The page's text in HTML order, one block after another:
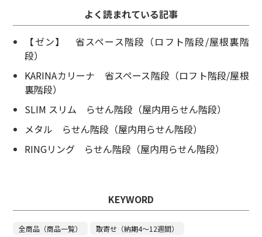
よく読まれている記事
【ゼン】 省スペース階段（ロフト階段/屋根裏階
段）
KARINAカリーナ 省スペース階段（ロフト階段/屋根
裏階段）
SLIM スリム らせん階段（屋内用らせん階段）
メタル らせん階段（屋内用らせん階段）
RINGリング らせん階段（屋内用らせん階段）
KEYWORD
全商品（商品一覧）
取寄せ（納期4～12週間）